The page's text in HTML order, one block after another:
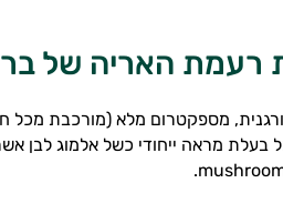
רעמת האריה של
מספקטרום מלא (מורכבת מכל